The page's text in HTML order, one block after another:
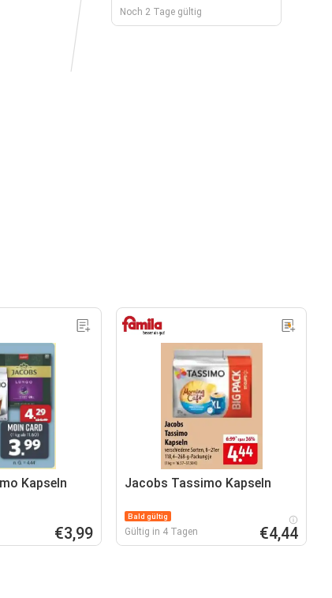
Noch 2 Tage gültig
Kapseln
€3,99
Jacobs Tassimo Kapseln
Bald gültig
Gültig in 4 Tagen €4,44